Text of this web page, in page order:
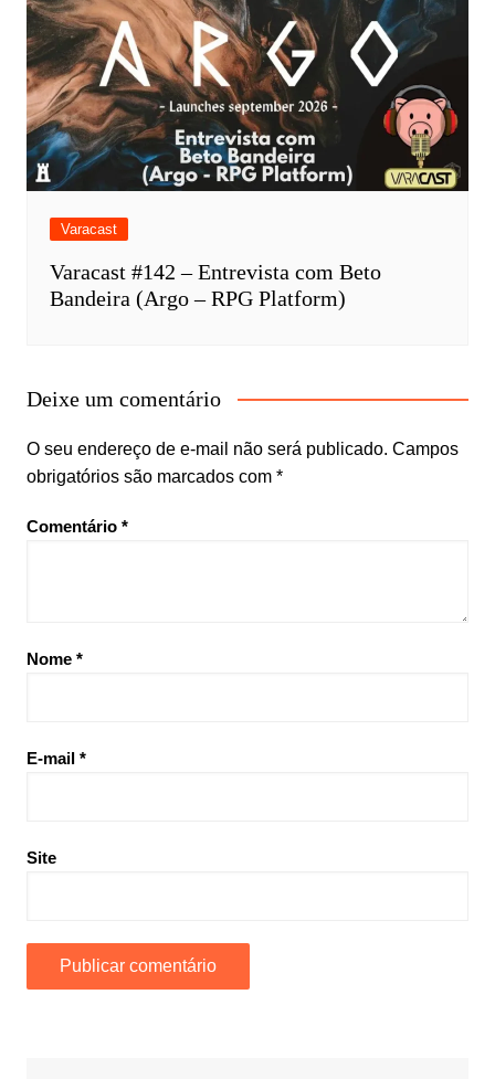
Varacast
Varacast #142 – Entrevista com Beto
Bandeira (Argo – RPG Platform)
Deixe um comentário
O seu endereço de e-mail não será publicado. Campos
obrigatórios são marcados com *
Comentário *
Nome *
E-mail *
Site